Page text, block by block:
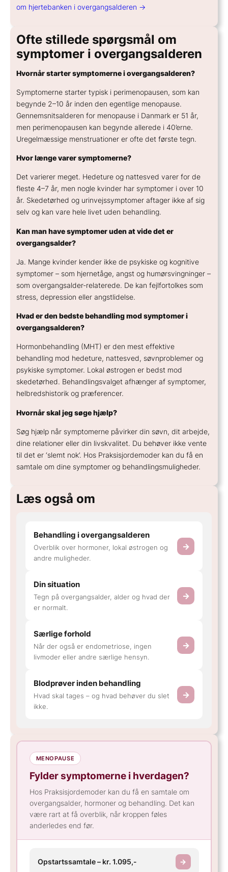
om hjertebanken i overgangsalderen →
Ofte stillede spørgsmål om
symptomer i overgangsalderen
Hvornår starter symptomerne i overgangsalderen?
Symptomerne starter typisk i perimenopausen, som kan
begynde 2–10 år inden den egentlige menopause.
Gennemsnitsalderen for menopause i Danmark er 51 år,
men perimenopausen kan begynde allerede i 40’erne.
Uregelmæssige menstruationer er ofte det første tegn.
Hvor længe varer symptomerne?
Det varierer meget. Hedeture og nattesved varer for de
fleste 4–7 år, men nogle kvinder har symptomer i over 10
år. Skedetørhed og urinvejssymptomer aftager ikke af sig
selv og kan vare hele livet uden behandling.
Kan man have symptomer uden at vide det er
overgangsalder?
Ja. Mange kvinder kender ikke de psykiske og kognitive
symptomer – som hjernetåge, angst og humørsvingninger –
som overgangsalder-relaterede. De kan fejlfortolkes som
stress, depression eller angstlidelse.
Hvad er den bedste behandling mod symptomer i
overgangsalderen?
Hormonbehandling (MHT) er den mest effektive
behandling mod hedeture, nattesved, søvnproblemer og
psykiske symptomer. Lokal østrogen er bedst mod
skedetørhed. Behandlingsvalget afhænger af symptomer,
helbredshistorik og præferencer.
Hvornår skal jeg søge hjælp?
Søg hjælp når symptomerne påvirker din søvn, dit arbejde,
dine relationer eller din livskvalitet. Du behøver ikke vente
til det er ‘slemt nok’. Hos Praksisjordemoder kan du få en
samtale om dine symptomer og behandlingsmuligheder.
Læs også om
Behandling i overgangsalderen
Overblik over hormoner, lokal østrogen og
andre muligheder.
→
Din situation
Tegn på overgangsalder, alder og hvad der
er normalt.
→
Særlige forhold
Når der også er endometriose, ingen
livmoder eller andre særlige hensyn.
→
Blodprøver inden behandling
Hvad skal tages – og hvad behøver du slet
ikke.
→
MENOPAUSE
Fylder symptomerne i hverdagen?
Hos Praksisjordemoder kan du få en samtale om
overgangsalder, hormoner og behandling. Det kan
være rart at få overblik, når kroppen føles
anderledes end før.
Opstartssamtale – kr. 1.095,- →